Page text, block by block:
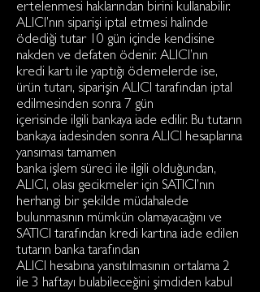
ertelenmesi haklarından birini kullanabilir.
ALICI’nın siparişi iptal etmesi halinde
ödediği tutar 10 gün içinde kendisine
nakden ve defaten ödenir. ALICI’nın
kredi kartı ile yaptığı ödemelerde ise,
ürün tutarı, siparişin ALICI tarafından iptal
edilmesinden sonra 7 gün
içerisinde ilgili bankaya iade edilir. Bu tutarın
bankaya iadesinden sonra ALICI hesaplarına
yansıması tamamen
banka işlem süreci ile ilgili olduğundan,
ALICI, olası gecikmeler için SATICI’nın
herhangi bir şekilde müdahalede
bulunmasının mümkün olamayacağını ve
SATICI tarafından kredi kartına iade edilen
tutarın banka tarafından
ALICI hesabına yansıtılmasının ortalama 2
ile 3 haftayı bulabileceğini şimdiden kabul